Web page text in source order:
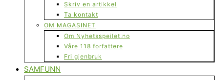
Skriv en artikkel
Ta kontakt
OM MAGASINET
Om Nyhetsspeilet.no
Våre 118 forfattere
Fri gjenbruk
SAMFUNN